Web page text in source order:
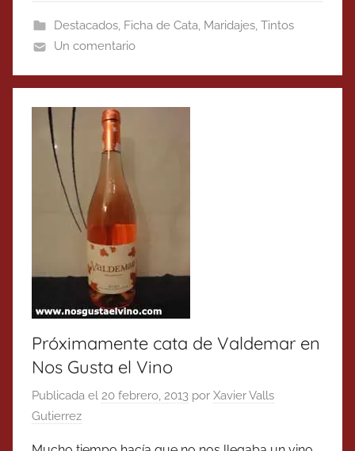
Destacados, Ficha de Cata, Maridajes, Tintos
Un comentario
Próximamente cata de Valdemar en
Nos Gusta el Vino
Publicada el 20 febrero, 2013 por Xavier Valls
Gutierrez